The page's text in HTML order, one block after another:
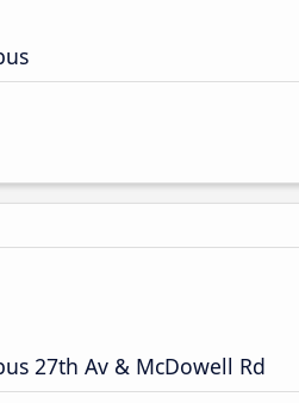
27th Av & McDowell Rd